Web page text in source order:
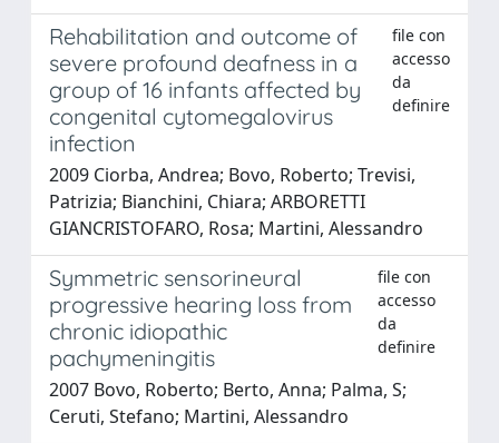
Rehabilitation and outcome of
severe profound deafness in a
group of 16 infants affected by
congenital cytomegalovirus
infection
file con
accesso
da
definire
2009 Ciorba, Andrea; Bovo, Roberto; Trevisi,
Patrizia; Bianchini, Chiara; ARBORETTI
GIANCRISTOFARO, Rosa; Martini, Alessandro
Symmetric sensorineural
progressive hearing loss from
chronic idiopathic
pachymeningitis
file con
accesso
da
definire
2007 Bovo, Roberto; Berto, Anna; Palma, S;
Ceruti, Stefano; Martini, Alessandro